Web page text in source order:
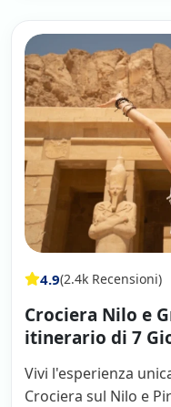
4.9(2.4k Recensioni)
Crociera Nilo e
itinerario di 7
Vivi l'esperienza
Crociera sul Nilo e